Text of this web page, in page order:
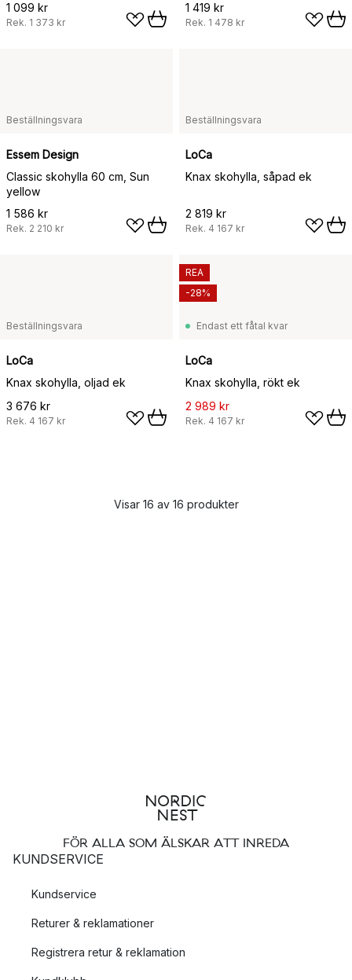
1 099 kr
Rek. 1 373 kr
1 419 kr
Rek. 1 478 kr
Beställningsvara
Essem Design
Classic skohylla 60 cm, Sun
yellow
1 586 kr
Rek. 2 210 kr
Beställningsvara
LoCa
Knax skohylla, såpad ek
2 819 kr
Rek. 4 167 kr
Beställningsvara
LoCa
Knax skohylla, oljad ek
3 676 kr
Rek. 4 167 kr
Endast ett fåtal kvar
LoCa
Knax skohylla, rökt ek
2 989 kr
Rek. 4 167 kr
REA
-28%
Visar 16 av 16 produkter
FÖR ALLA SOM ÄLSKAR ATT INREDA
KUNDSERVICE
Kundservice
Returer & reklamationer
Registrera retur & reklamation